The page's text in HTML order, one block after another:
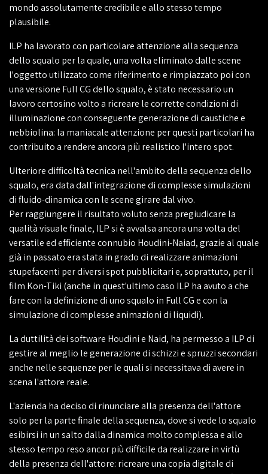
mondo assolutamente credibile e allo stesso tempo
plausibile.
ILP ha lavorato con particolare attenzione alla sequenza
dello squalo per la quale, una volta eliminato dalle scene
l'oggetto utilizzato come riferimento e rimpiazzato poi con
una versione Full CG dello squalo, è stato necessario un
lavoro certosino volto a ricreare le corrette condizioni di
illuminazione con conseguente generazione di caustiche e
nebbiolina: la maniacale attenzione per questi particolari ha
contribuito a rendere ancora più realistico l'intero spot.
Ulteriore difficoltà tecnica nell'ambito della sequenza dello
squalo, era data dall'integrazione di complesse simulazioni
di fluido-dinamica con le scene girare dal vivo.
Per raggiungere il risultato voluto senza pregiudicare la
qualità visuale finale, ILP si è avvalsa ancora una volta del
versatile ed efficiente connubio Houdini-Naiad, grazie al quale
già in passato era stata in grado di realizzare animazioni
stupefacenti per diversi spot pubblicitari e, soprattuto, per il
film Kon-Tiki (anche in quest'ultimo caso ILP ha avuto a che
fare con la definizione di uno squalo in Full CG e con la
simulazione di complesse animazioni di liquidi).
La duttilità dei software Houdini e Naid, ha permesso a ILP di
gestire al meglio le generazione di schizzi e spruzzi secondari
anche nelle sequenze per le quali si necessitava di avere in
scena l'attore reale.
L'azienda ha deciso di rinunciare alla presenza dell'attore
solo per la parte finale della sequenza, dove si vede lo squalo
esibirsi in un salto dalla dinamica molto complessa e allo
stesso tempo reso ancor più difficile da realizzare in virtù
della presenza dell'attore: ricreare una copia digitale di